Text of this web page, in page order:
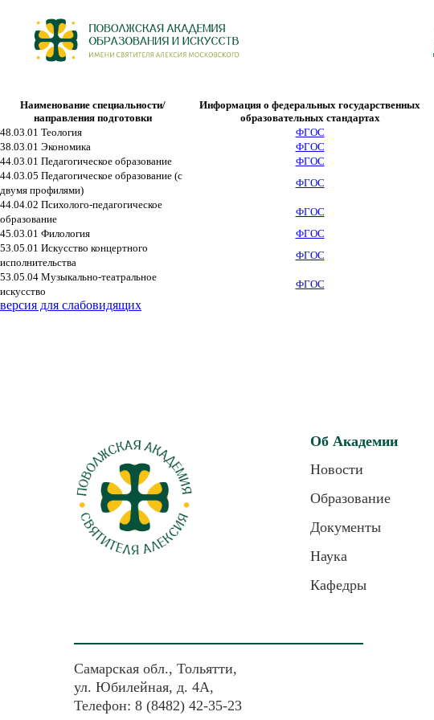
Наименование специальности/
направления подготовки
Информация о федеральных государственных
образовательных стандартах
48.03.01 Теология
ФГОС
38.03.01 Экономика
ФГОС
44.03.01 Педагогическое образование
ФГОС
44.03.05 Педагогическое образование (с
двумя профилями)
ФГОС
44.04.02 Психолого-педагогическое
образование
ФГОС
45.03.01 Филология
ФГОС
53.05.01 Искусство концертного
исполнительства
ФГОС
53.05.04 Музыкально-театральное
искусство
ФГОС
версия для слабовидящих
Об Академии
Новости
Образование
Документы
Наука
Кафедры
Самарская обл., Тольятти,
ул. Юбилейная, д. 4А,
Телефон: 8 (8482) 42-35-23